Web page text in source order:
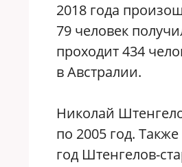
2018 года
79 человек
проходит 434
в Австралии.
Николай
по 2005 год.
год Штенгелов-